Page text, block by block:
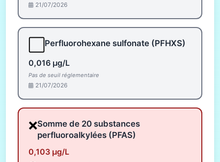
21/07/2026
Perfluorohexane sulfonate (PFHXS)
0,016 µg/L
Pas de seuil réglementaire
21/07/2026
❌Somme de 20 substances
perfluoroalkylées (PFAS)
0,103 µg/L